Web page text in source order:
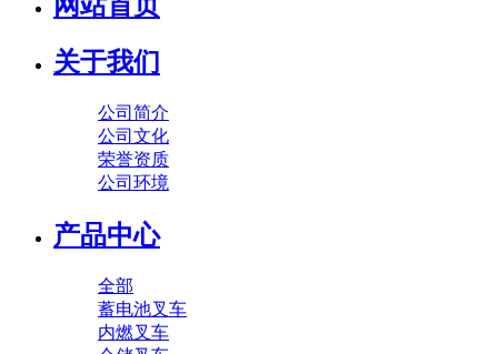
关于我们
公司简介
公司文化
荣誉资质
公司环境
产品中心
全部
蓄电池叉车
内燃叉车